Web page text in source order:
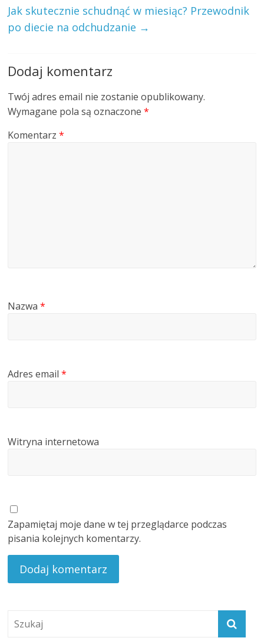
Jak skutecznie schudnąć w miesiąc? Przewodnik
po diecie na odchudzanie →
Dodaj komentarz
Twój adres email nie zostanie opublikowany.
Wymagane pola są oznaczone*
Komentarz*
Nazwa*
Adres email*
Witryna internetowa
Zapamiętaj moje dane w tej przeglądarce podczas
pisania kolejnych komentarzy.